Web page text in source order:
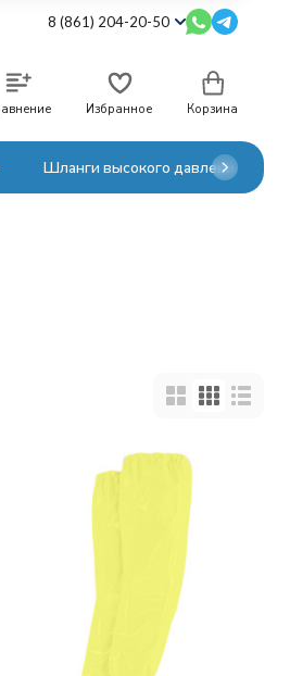
8 (861) 204-20-50
Избранное Корзина
Шланги высокого давления